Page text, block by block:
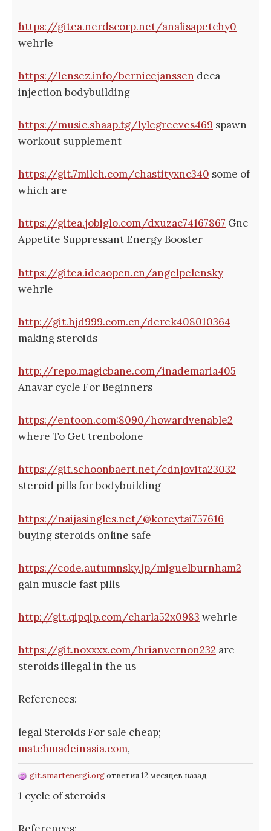
https://gitea.nerdscorp.net/analisapetchy0
wehrle
https://lensez.info/bernicejanssen deca
injection bodybuilding
https://music.shaap.tg/lylegreeves469 spawn
workout supplement
https://git.7milch.com/chastityxnc340 some of
which are
https://gitea.jobiglo.com/dxuzac74167867 Gnc
Appetite Suppressant Energy Booster
https://gitea.ideaopen.cn/angelpelensky
wehrle
http://git.hjd999.com.cn/derek408010364
making steroids
http://repo.magicbane.com/inademaria405
Anavar cycle For Beginners
https://entoon.com:8090/howardvenable2
where To Get trenbolone
https://git.schoonbaert.net/cdnjovita23032
steroid pills for bodybuilding
https://naijasingles.net/@koreytai757616
buying steroids online safe
https://code.autumnsky.jp/miguelburnham2
gain muscle fast pills
http://git.qipqip.com/charla52x0983 wehrle
https://git.noxxxx.com/brianvernon232 are
steroids illegal in the us
References:
legal Steroids For sale cheap;
matchmadeinasia.com,
git.smartenergi.orgответил 12 месяцев назад
1 cycle of steroids